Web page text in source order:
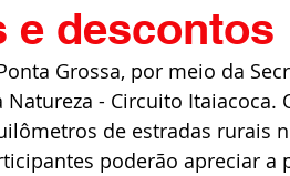
Meio ambiente
e descontos
Grossa, por meio da
Natureza - Circuito
de estradas rurais
poderão apreciar